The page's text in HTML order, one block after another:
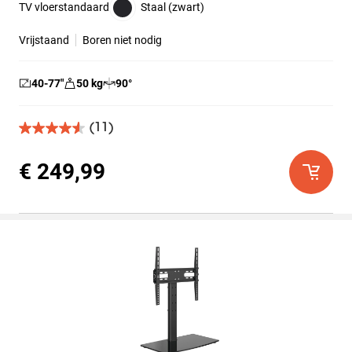
TV vloerstandaard Staal (zwart)
Vrijstaand Boren niet nodig
40-77″ 50 kg 90°
(11)
4.5
de
5
11
€ 249,99